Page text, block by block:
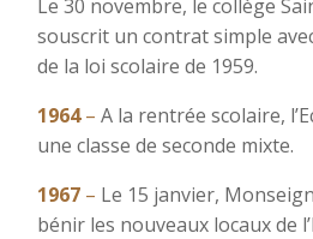
Le 30 novembre, le collège
souscrit un contrat simple
de la loi scolaire de 1959.
1964– A la rentrée scolaire,
une classe de seconde mixte.
1967 – Le 15 janvier,
bénir les nouveaux locaux de